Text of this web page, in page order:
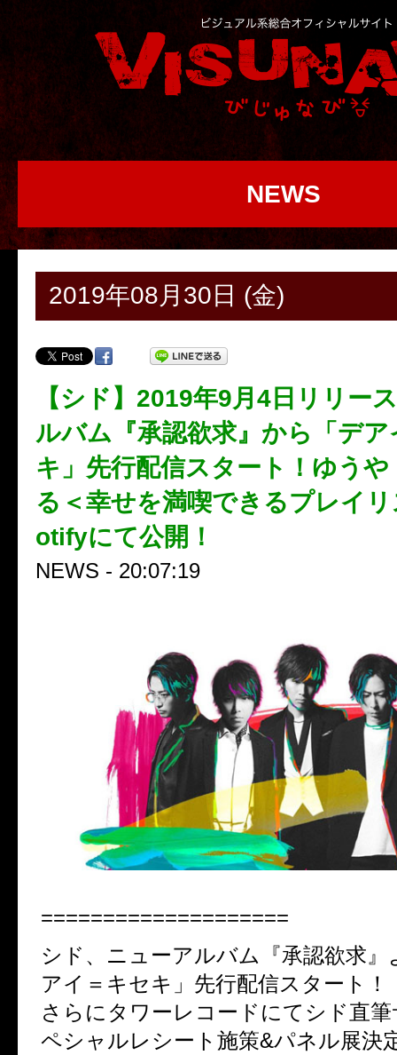
NEWS
2019年08月30日 (金)
【シド】2019年9月4日リリー
ルバム『承認欲求』から「デ
キ」先行配信スタート！ゆう
る＜幸せを満喫できるプレイ
otifyにて公開！
NEWS - 20:07:19
====================
シド、ニューアルバム『承認欲求』
アイ＝キセキ」先行配信スタート！
さらにタワーレコードにてシド直
ペシャルレシート施策&パネル展決